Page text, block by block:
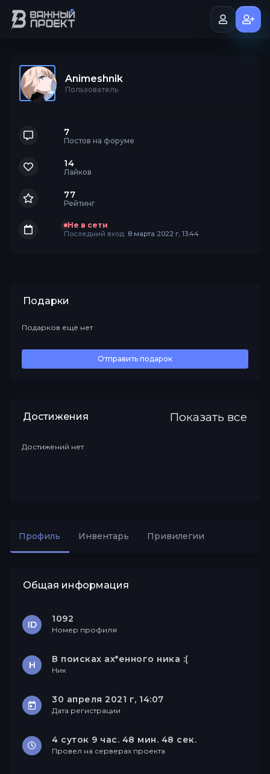
Animeshnik
Пользователь
7
Постов на форуме
14
Лайков
77
Рейтинг
Не в сети
Последний вход: 8 марта 2022 г, 13:44
Подарки
Все
Подарков ещё нет
Отправить подарок
Достижения Показать все
Достижений нет
Профиль Инвентарь Привилегии
Общая информация
ID
1092
Номер профиля
Н
В поисках ах*енного ника :(
Ник
30 апреля 2021 г, 14:07
Дата регистрации
4 суток 9 час. 48 мин. 48 сек.
Провел на серверах проекта